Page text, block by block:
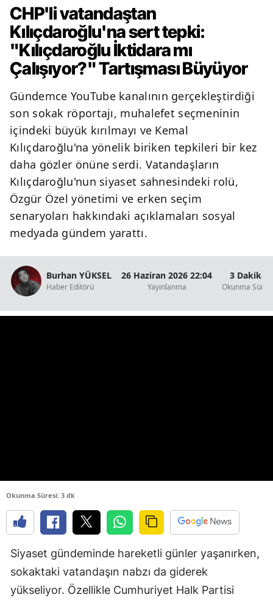
CHP'li vatandaştan
Kılıçdaroğlu'na sert tepki:
"Kılıçdaroğlu İktidara mı
Çalışıyor?" Tartışması Büyüyor
Gündemce YouTube kanalının gerçekleştirdiği
son sokak röportajı, muhalefet seçmeninin
içindeki büyük kırılmayı ve Kemal
Kılıçdaroğlu'na yönelik biriken tepkileri bir kez
daha gözler önüne serdi. Vatandaşların
Kılıçdaroğlu'nun siyaset sahnesindeki rolü,
Özgür Özel yönetimi ve erken seçim
senaryoları hakkındaki açıklamaları sosyal
medyada gündem yarattı.
Burhan YÜKSEL
Haber Editörü
26 Haziran 2026 22:04
Yayınlanma
3 Dakika
Okunma Süresi
Okunma Süresi: 3 dk
Siyaset gündeminde hareketli günler yaşanırken,
sokaktaki vatandaşın nabzı da giderek
yükseliyor. Özellikle Cumhuriyet Halk Partisi